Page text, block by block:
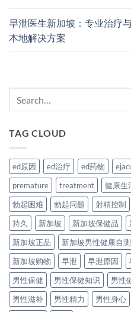
早泄医生新加坡：专业治疗
本地解决方案
TAG CLOUD
ed原因 ed治疗 ed药物
premature
treatment 健康生
勃起困难
勃起问题 射精控制
持久
新加坡 新加坡保健品
新加坡正品
新加坡男性健康自测
新加坡购物
早泄 早泄原因
男性保健
男性保健知识 男性
男性滋补
男性精力 男性身心